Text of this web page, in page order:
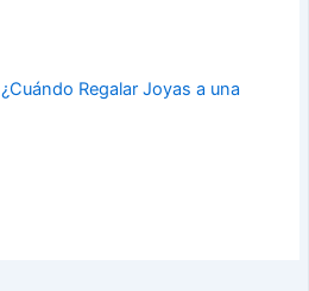
¿Cuándo Regalar Joyas a una